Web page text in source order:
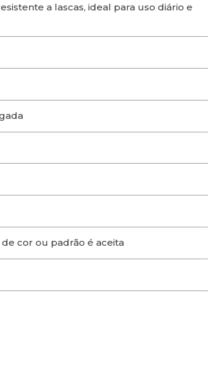
a lascas, ideal para uso diário e
cor ou padrão é aceita